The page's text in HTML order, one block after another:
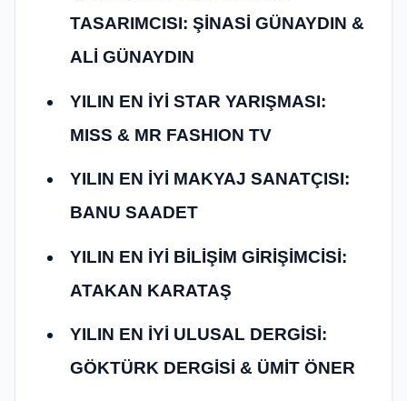
TASARIMCISI: ŞİNASİ GÜNAYDIN &
ALİ GÜNAYDIN
YILIN EN İYİ STAR YARIŞMASI:
MISS & MR FASHION TV
YILIN EN İYİ MAKYAJ SANATÇISI:
BANU SAADET
YILIN EN İYİ BİLİŞİM GİRİŞİMCİSİ:
ATAKAN KARATAŞ
YILIN EN İYİ ULUSAL DERGİSİ:
GÖKTÜRK DERGİSİ & ÜMİT ÖNER